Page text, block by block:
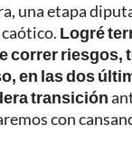
una etapa
Logré
correr riesgos,
en las dos
transición
con